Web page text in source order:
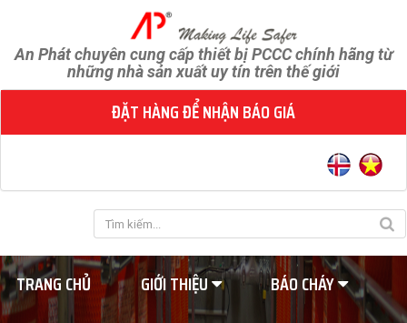
An Phát chuyên cung cấp thiết bị PCCC chính hãng từ
những nhà sản xuất uy tín trên thế giới
ĐẶT HÀNG ĐỂ NHẬN BÁO GIÁ
TRANG CHỦ GIỚI THIỆU
BÁO CHÁY